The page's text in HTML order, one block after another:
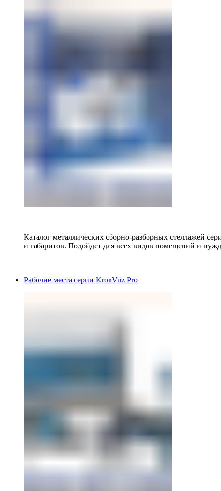
Каталог металлических сборно-разборных стеллажей
и габаритов. Подойдет для всех видов помещений и
Рабочие места серии KronVuz Pro